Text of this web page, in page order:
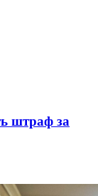
штраф за